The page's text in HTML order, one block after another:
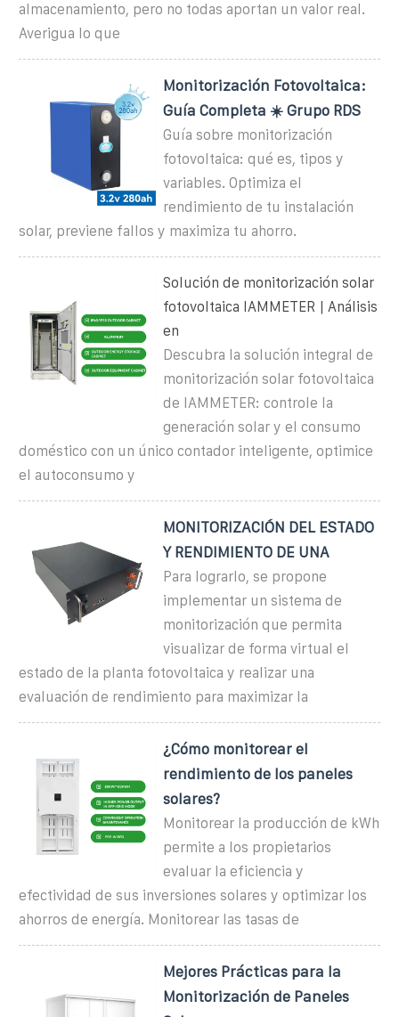
almacenamiento, pero no todas aportan un valor real.
Averigua lo que
Monitorización Fotovoltaica:
Guía Completa ☀️ Grupo RDS
Guía sobre monitorización
fotovoltaica: qué es, tipos y
variables. Optimiza el
rendimiento de tu instalación
solar, previene fallos y maximiza tu ahorro.
Solución de monitorización solar
fotovoltaica IAMMETER | Análisis
en
Descubra la solución integral de
monitorización solar fotovoltaica
de IAMMETER: controle la
generación solar y el consumo
doméstico con un único contador inteligente, optimice
el autoconsumo y
MONITORIZACIÓN DEL ESTADO
Y RENDIMIENTO DE UNA
Para lograrlo, se propone
implementar un sistema de
monitorización que permita
visualizar de forma virtual el
estado de la planta fotovoltaica y realizar una
evaluación de rendimiento para maximizar la
¿Cómo monitorear el
rendimiento de los paneles
solares?
Monitorear la producción de kWh
permite a los propietarios
evaluar la eficiencia y
efectividad de sus inversiones solares y optimizar los
ahorros de energía. Monitorear las tasas de
Mejores Prácticas para la
Monitorización de Paneles